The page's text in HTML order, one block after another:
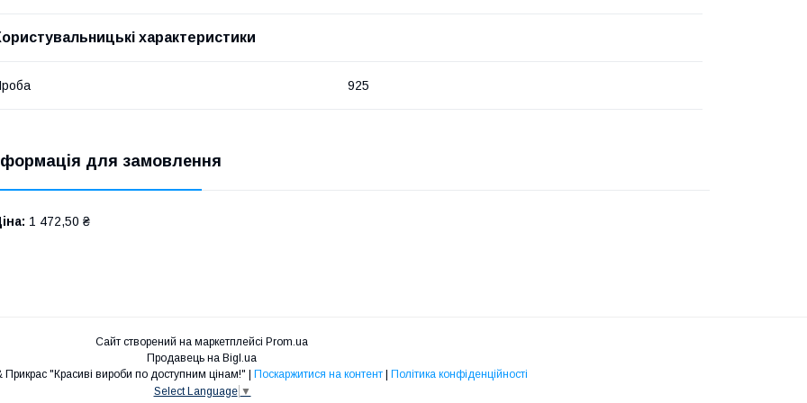
характеристики
925
для замовлення
1 472,50 ₴
Сайт створений на маркетплейсі Prom.ua
Продавець на Bigl.ua
Поскаржитися на контент
Політика конфіденційності
Select Language ▼